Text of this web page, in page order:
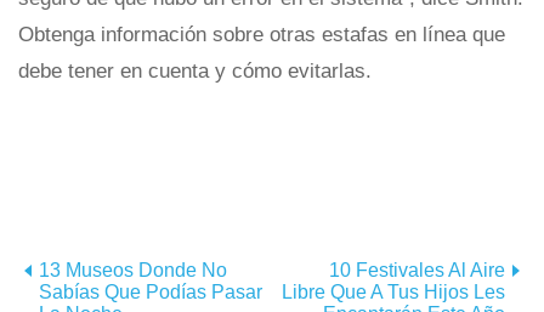
Obtenga información sobre otras estafas en línea que
debe tener en cuenta y cómo evitarlas.
13 Museos Donde No
Sabías Que Podías Pasar
10 Festivales Al Aire
Libre Que A Tus Hijos Les